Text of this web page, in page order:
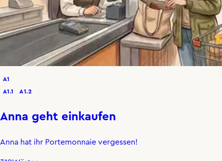
A1
A1.1 A1.2
Anna geht einkaufen
Anna hat ihr Portemonnaie vergessen!